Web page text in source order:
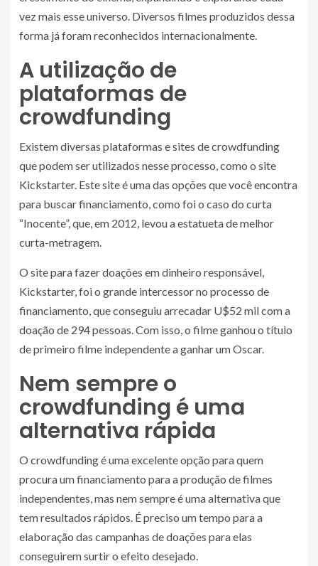
vez mais esse universo. Diversos filmes produzidos dessa
forma já foram reconhecidos internacionalmente.
A utilização de
plataformas de
crowdfunding
Existem diversas plataformas e sites de crowdfunding
que podem ser utilizados nesse processo, como o site
Kickstarter. Este site é uma das opções que você encontra
para buscar financiamento, como foi o caso do curta
“Inocente”, que, em 2012, levou a estatueta de melhor
curta-metragem.
O site para fazer doações em dinheiro responsável,
Kickstarter, foi o grande intercessor no processo de
financiamento, que conseguiu arrecadar U$52 mil com a
doação de 294 pessoas. Com isso, o filme ganhou o título
de primeiro filme independente a ganhar um Oscar.
Nem sempre o
crowdfunding é uma
alternativa rápida
O crowdfunding é uma excelente opção para quem
procura um financiamento para a produção de filmes
independentes, mas nem sempre é uma alternativa que
tem resultados rápidos. É preciso um tempo para a
elaboração das campanhas de doações para elas
conseguirem surtir o efeito desejado.